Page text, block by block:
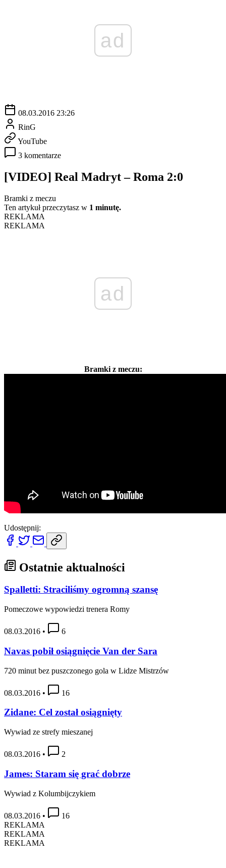
ad
08.03.2016 23:26
RinG
YouTube
3 komentarze
[VIDEO] Real Madryt – Roma 2:0
Bramki z meczu
Ten artykuł przeczytasz w 1 minutę.
REKLAMA
REKLAMA
ad
Bramki z meczu:
Udostępnij:
Ostatnie aktualności
Spalletti: Straciliśmy ogromną szansę
Pomeczowe wypowiedzi trenera Romy
08.03.2016 • 6
Navas pobił osiągnięcie Van der Sara
720 minut bez puszczonego gola w Lidze Mistrzów
08.03.2016 • 16
Zidane: Cel został osiągnięty
Wywiad ze strefy mieszanej
08.03.2016 • 2
James: Staram się grać dobrze
Wywiad z Kolumbijczykiem
08.03.2016 •
16
REKLAMA
REKLAMA
REKLAMA